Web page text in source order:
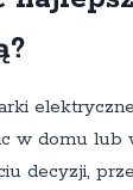
w domu lub
decyzji,